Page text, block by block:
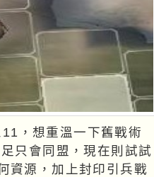
，想重溫一下舊戰術
只會同盟，現在則試試
資源，加上封印引兵戰